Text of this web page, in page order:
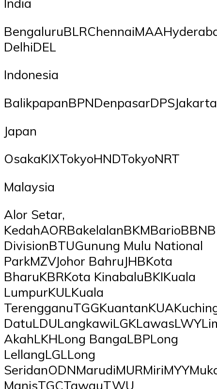
DelhiDEL
Indonesia
Japan
OsakaKIXTokyoHNDTokyoNRT
Malaysia
Alor Setar,
DivisionBTUGunung Mulu National
ParkMZVJohor BahruJHBKota
BharuKBRKota KinabaluBKIKuala
LumpurKULKuala
AkahLKHLong BangaLBPLong
LellangLGLLong
ManisTGCTawauTWU